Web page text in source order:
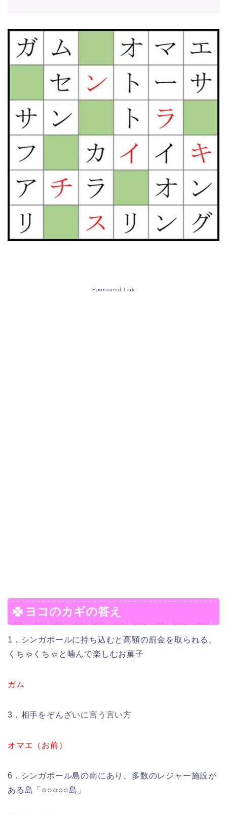
Sponsored Link
ヨコのカギの答え
1．シンガポールに持ち込むと高額の罰金を取られる、
くちゃくちゃと噛んで楽しむお菓子
ガム
3．相手をぞんざいに言う言い方
オマエ（お前）
6．シンガポール島の南にあり、多数のレジャー施設が
ある島「○○○○○島」